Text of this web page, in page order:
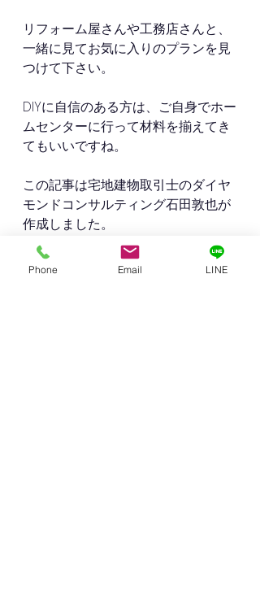
リフォーム屋さんや工務店さんと、
一緒に見てお気に入りのプランを見
つけて下さい。
DIYに自信のある方は、ご自身でホー
ムセンターに行って材料を揃えてき
てもいいですね。
この記事は宅地建物取引士のダイヤ
モンドコンサルティング石田敦也が
作成しました。
Phone Email LINE